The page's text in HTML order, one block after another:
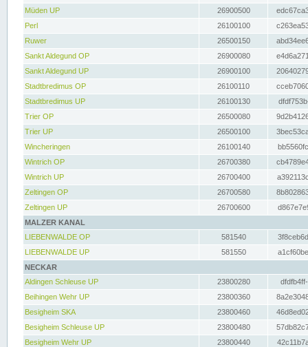
Müden UP
26900500
Perl
26100100
Ruwer
26500150
Sankt Aldegund OP
26900080
Sankt Aldegund UP
26900100
Stadtbredimus OP
26100110
Stadtbredimus UP
26100130
Trier OP
26500080
Trier UP
26500100
Wincheringen
26100140
Wintrich OP
26700380
Wintrich UP
26700400
Zeltingen OP
26700580
Zeltingen UP
26700600
MALZER KANAL
LIEBENWALDE OP
581540
LIEBENWALDE UP
581550
NECKAR
Aldingen Schleuse UP
23800280
Beihingen Wehr UP
23800360
Besigheim SKA
23800460
Besigheim Schleuse UP
23800480
Besigheim Wehr UP
23800440